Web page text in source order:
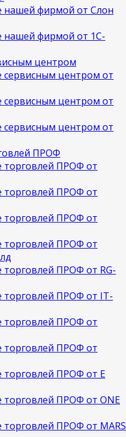
нашей фирмой от Слон
нашей фирмой от 1С-
центром
сервисным центром от
сервисным центром от
сервисным центром от
ПРОФ
торговлей ПРОФ от
торговлей ПРОФ от
торговлей ПРОФ от
торговлей ПРОФ от
торговлей ПРОФ от RG-
торговлей ПРОФ от IT-
торговлей ПРОФ от
торговлей ПРОФ от
торговлей ПРОФ от Е
торговлей ПРОФ от ONE
торговлей ПРОФ от MARS